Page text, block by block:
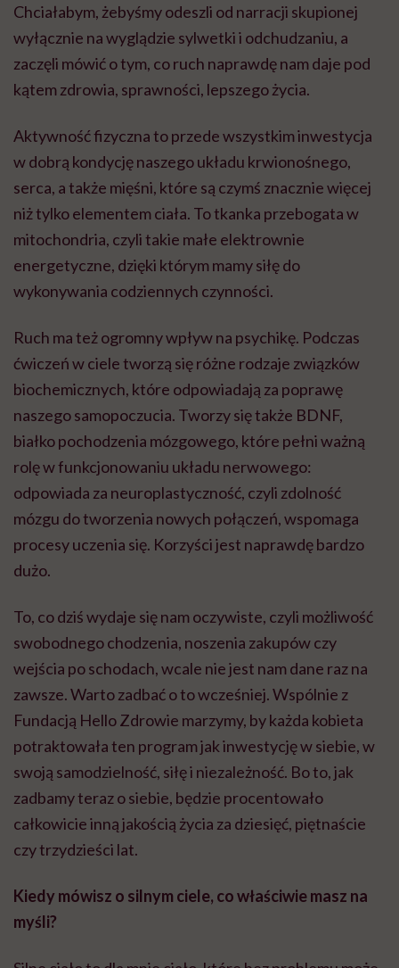
Chciałabym, żebyśmy odeszli od narracji skupionej
wyłącznie na wyglądzie sylwetki i odchudzaniu, a
zaczęli mówić o tym, co ruch naprawdę nam daje pod
kątem zdrowia, sprawności, lepszego życia.
Aktywność fizyczna to przede wszystkim inwestycja
w dobrą kondycję naszego układu krwionośnego,
serca, a także mięśni, które są czymś znacznie więcej
niż tylko elementem ciała. To tkanka przebogata w
mitochondria, czyli takie małe elektrownie
energetyczne, dzięki którym mamy siłę do
wykonywania codziennych czynności.
Ruch ma też ogromny wpływ na psychikę. Podczas
ćwiczeń w ciele tworzą się różne rodzaje związków
biochemicznych, które odpowiadają za poprawę
naszego samopoczucia. Tworzy się także BDNF,
białko pochodzenia mózgowego, które pełni ważną
rolę w funkcjonowaniu układu nerwowego:
odpowiada za neuroplastyczność, czyli zdolność
mózgu do tworzenia nowych połączeń, wspomaga
procesy uczenia się. Korzyści jest naprawdę bardzo
dużo.
To, co dziś wydaje się nam oczywiste, czyli możliwość
swobodnego chodzenia, noszenia zakupów czy
wejścia po schodach, wcale nie jest nam dane raz na
zawsze. Warto zadbać o to wcześniej. Wspólnie z
Fundacją Hello Zdrowie marzymy, by każda kobieta
potraktowała ten program jak inwestycję w siebie, w
swoją samodzielność, siłę i niezależność. Bo to, jak
zadbamy teraz o siebie, będzie procentowało
całkowicie inną jakością życia za dziesięć, piętnaście
czy trzydzieści lat.
Kiedy mówisz o silnym ciele, co właściwie masz na
myśli?